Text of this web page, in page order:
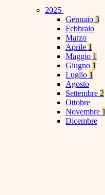
2025
Gennaio 3
Febbraio
Marzo
Aprile 1
Maggio 1
Giugno 1
Luglio 1
Agosto
Settembre 2
Ottobre
Novembre 1
Dicembre